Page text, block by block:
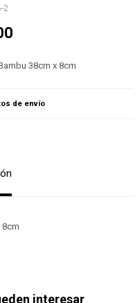
2
38cm x 8cm
de envío
8cm
interesar